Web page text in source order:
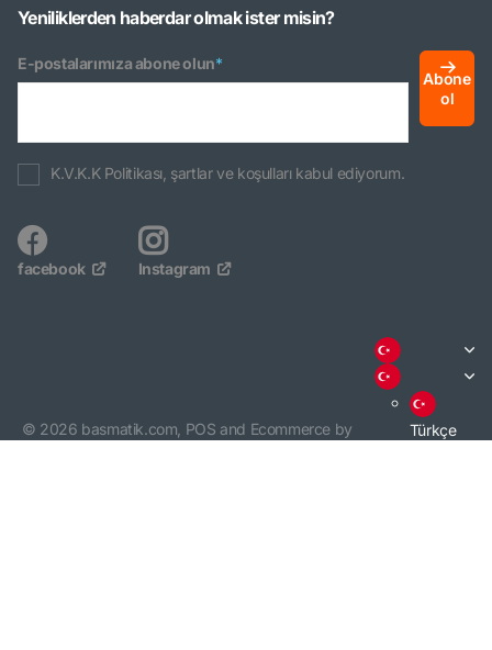
Yeniliklerden haberdar olmak ister misin?
E-postalarımıza abone olun*
Abone
ol
K.V.K.K Politikası, şartlar ve koşulları kabul ediyorum.
facebook Instagram
© 2026 basmatik.com, POS and Ecommerce by
Türkçe